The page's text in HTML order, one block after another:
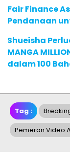
Fair Finance
Pendanaan
Shueisha
MANGA
dalam 100
Tag :
Pemeran Video